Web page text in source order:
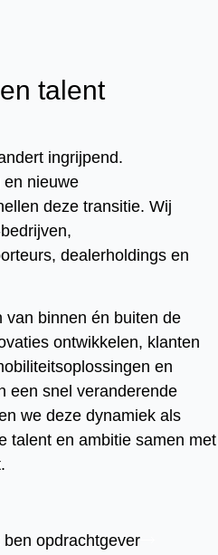
talent
ingrijpend.
en nieuwe
deze transitie. Wij
dealerholdings en
van binnen én buiten de
ontwikkelen, klanten
en
een snel veranderende
we deze dynamiek als
talent en ambitie samen met
ben opdrachtgever